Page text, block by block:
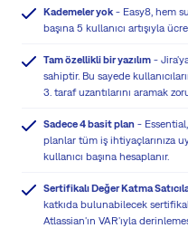
Kademeler yok - Easy8, hem
başına 5 kullanıcı artışıyla
Tam özellikli bir yazılım -
sahiptir. Bu sayede
3. taraf uzantılarını aramak
Sadece 4 basit plan -
planlar tüm iş ihtiyaçlarınıza
kullanıcı başına hesaplanır.
Sertifikalı Değer Katma
katkıda bulunabilecek
Atlassian'ın VAR'ıyla